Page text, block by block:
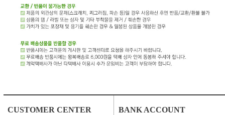
CUSTOMER CENTER BANK ACCOUNT